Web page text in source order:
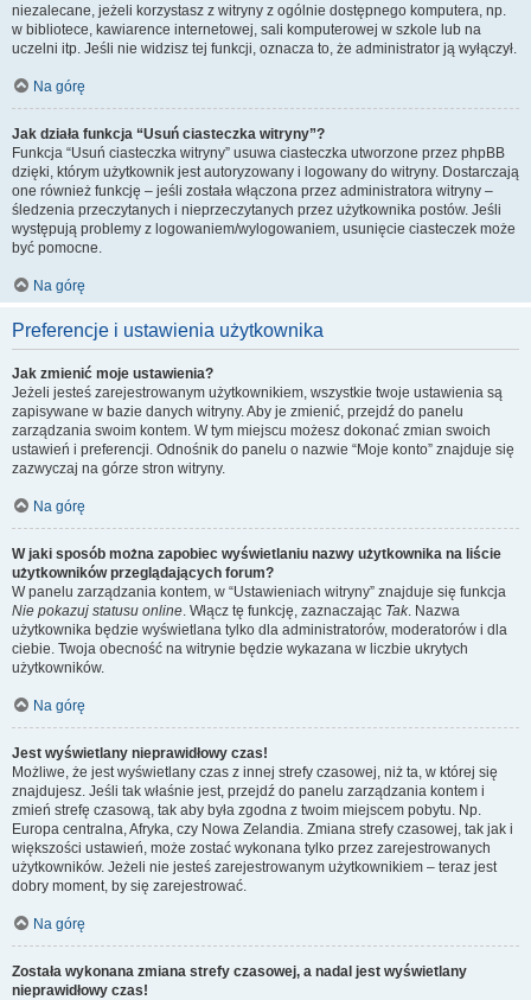
niezalecane, jeżeli korzystasz z witryny z ogólnie dostępnego komputera, np.
w bibliotece, kawiarence internetowej, sali komputerowej w szkole lub na
uczelni itp. Jeśli nie widzisz tej funkcji, oznacza to, że administrator ją wyłączył.
Na górę
Jak działa funkcja “Usuń ciasteczka witryny”?
Funkcja “Usuń ciasteczka witryny” usuwa ciasteczka utworzone przez phpBB
dzięki, którym użytkownik jest autoryzowany i logowany do witryny. Dostarczają
one również funkcję – jeśli została włączona przez administratora witryny –
śledzenia przeczytanych i nieprzeczytanych przez użytkownika postów. Jeśli
występują problemy z logowaniem/wylogowaniem, usunięcie ciasteczek może
być pomocne.
Na górę
Preferencje i ustawienia użytkownika
Jak zmienić moje ustawienia?
Jeżeli jesteś zarejestrowanym użytkownikiem, wszystkie twoje ustawienia są
zapisywane w bazie danych witryny. Aby je zmienić, przejdź do panelu
zarządzania swoim kontem. W tym miejscu możesz dokonać zmian swoich
ustawień i preferencji. Odnośnik do panelu o nazwie “Moje konto” znajduje się
zazwyczaj na górze stron witryny.
Na górę
W jaki sposób można zapobiec wyświetlaniu nazwy użytkownika na liście
użytkowników przeglądających forum?
W panelu zarządzania kontem, w “Ustawieniach witryny” znajduje się funkcja
Nie pokazuj statusu online. Włącz tę funkcję, zaznaczając Tak. Nazwa
użytkownika będzie wyświetlana tylko dla administratorów, moderatorów i dla
ciebie. Twoja obecność na witrynie będzie wykazana w liczbie ukrytych
użytkowników.
Na górę
Jest wyświetlany nieprawidłowy czas!
Możliwe, że jest wyświetlany czas z innej strefy czasowej, niż ta, w której się
znajdujesz. Jeśli tak właśnie jest, przejdź do panelu zarządzania kontem i
zmień strefę czasową, tak aby była zgodna z twoim miejscem pobytu. Np.
Europa centralna, Afryka, czy Nowa Zelandia. Zmiana strefy czasowej, tak jak i
większości ustawień, może zostać wykonana tylko przez zarejestrowanych
użytkowników. Jeżeli nie jesteś zarejestrowanym użytkownikiem – teraz jest
dobry moment, by się zarejestrować.
Na górę
Została wykonana zmiana strefy czasowej, a nadal jest wyświetlany
nieprawidłowy czas!